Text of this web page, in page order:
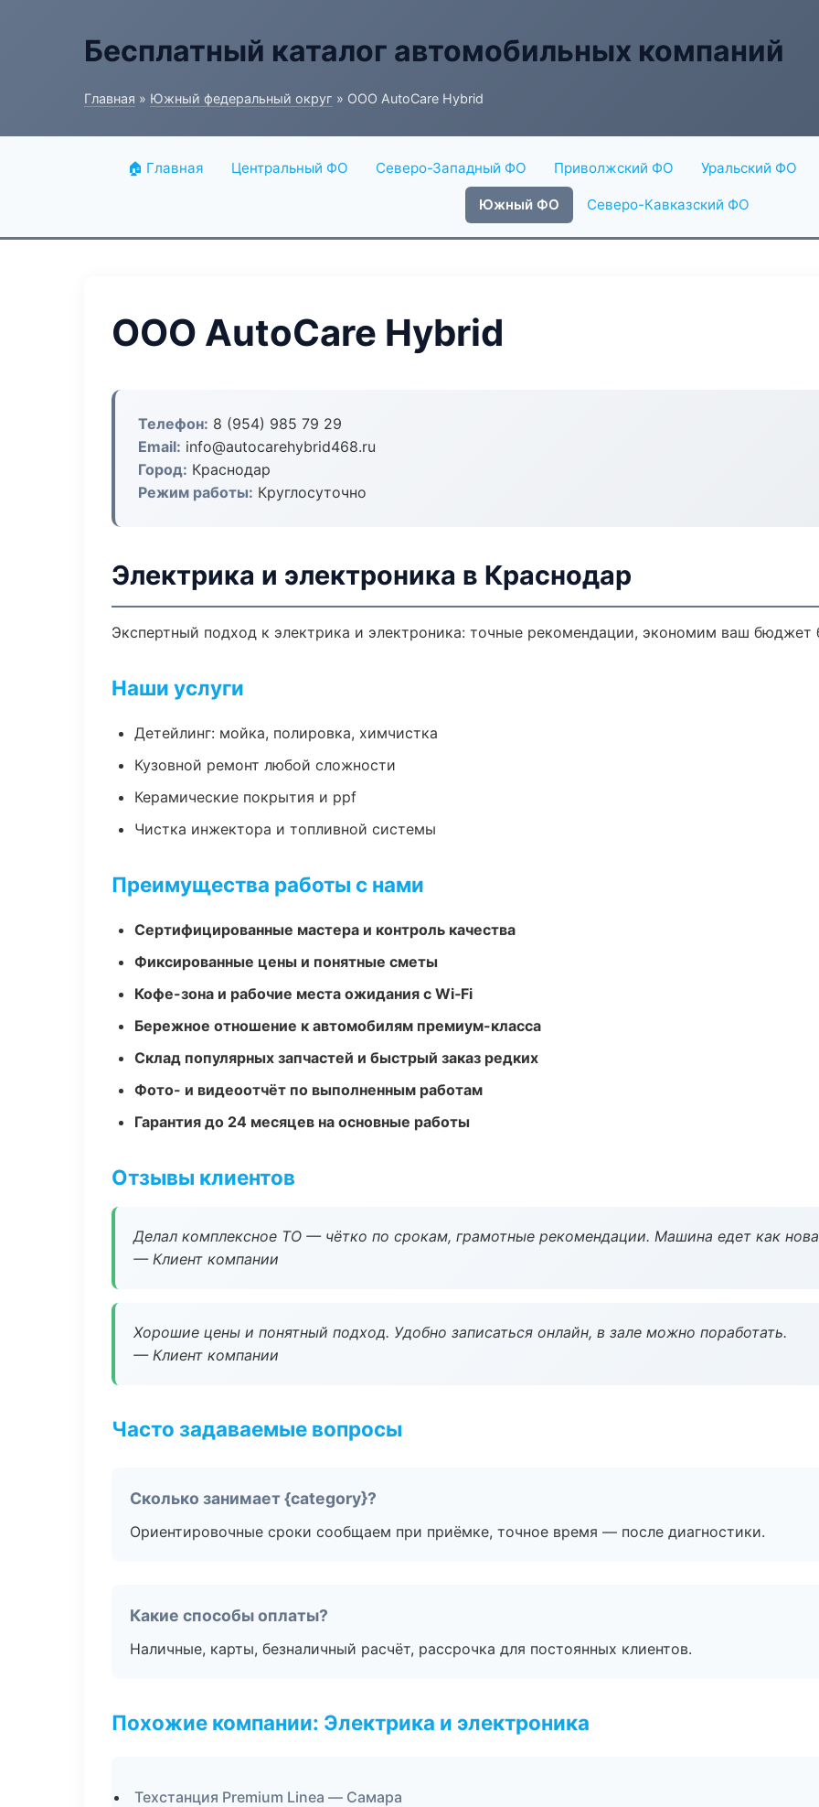
Бесплатный каталог автомобильных компаний
Главная » Южный федеральный округ » ООО AutoCare Hybrid
🏠 Главная Центральный ФО Северо-Западный ФО Приволжский ФО Уральский ФО
Южный ФО Северо-Кавказский ФО
ООО AutoCare Hybrid
Телефон: 8 (954) 985 79 29
Email: info@autocarehybrid468.ru
Город: Краснодар
Режим работы: Круглосуточно
Электрика и электроника в Краснодар
Экспертный подход к электрика и электроника: точные рекомендации, экономим ваш бюджет
Наши услуги
Детейлинг: мойка, полировка, химчистка
Кузовной ремонт любой сложности
Керамические покрытия и ppf
Чистка инжектора и топливной системы
Преимущества работы с нами
Сертифицированные мастера и контроль качества
Фиксированные цены и понятные сметы
Кофе-зона и рабочие места ожидания с Wi‑Fi
Бережное отношение к автомобилям премиум-класса
Склад популярных запчастей и быстрый заказ редких
Фото- и видеоотчёт по выполненным работам
Гарантия до 24 месяцев на основные работы
Отзывы клиентов
Делал комплексное ТО — чётко по срокам, грамотные рекомендации. Машина едет как
— Клиент компании
Хорошие цены и понятный подход. Удобно записаться онлайн, в зале можно поработать.
— Клиент компании
Часто задаваемые вопросы
Сколько занимает {category}?
Ориентировочные сроки сообщаем при приёмке, точное время — после диагностики.
Какие способы оплаты?
Наличные, карты, безналичный расчёт, рассрочка для постоянных клиентов.
Похожие компании: Электрика и электроника
Техстанция Premium Linea — Самара